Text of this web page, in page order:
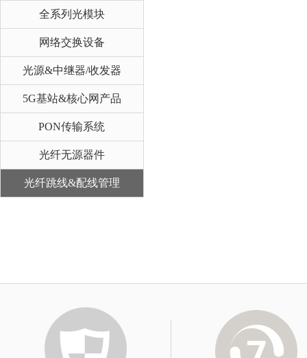
全系列光模块
网络交换设备
光源&中继器/收发器
5G基站&核心网产品
PON传输系统
光纤无源器件
光纤跳线&配线管理